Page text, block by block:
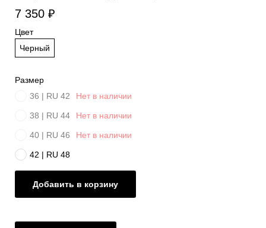
7 350 ₽
Цвет
Черный
Размер
36 | RU 42
Нет в наличии
38 | RU 44 Нет в наличии
40 | RU 46 Нет в наличии
42 | RU 48
Добавить в корзину